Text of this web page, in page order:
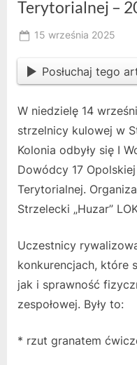
Terytorialnej –
Posted
15 września 2025
Posłuchaj tego
W niedzielę 14
strzelnicy kulowej w
Kolonia odbyły się I
Dowódcy 17
Terytorialnej.
Strzelecki „Huzar”
Uczestnicy
konkurencjach, które
jak i sprawność
zespołowej. Były to:
* rzut granatem